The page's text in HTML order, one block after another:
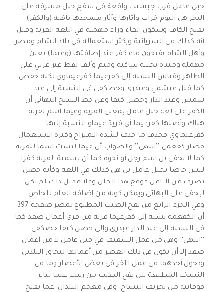
جبل عامل قرب جبشيت واقعة في سفح جبل مشرفة على
البحر هي اليوم خراب وآثارها وآثار مسجدها باقية (والكفر)
بفتح الكاف وسكون الفاء وراء مهملة في اللغة القرية وقيل
أنه كذلك في السريانية ويكثر استعماله في بلاد الشام ومصر
وأهل الشام يفتحون فاء كفر عند إضافتها (وعيما) بعين
مهملة ومثناة تحتية ساكنة وميم وألف لفظ غير عربي على
الظاهر وقياس النسبة إلى كفرعيما كفرعيماوي لكنه خفض
كما قيل عبشمي وعبدري وحصكفي في النسبة إلى عبد
شمس وعبد الدار وحصن كيفا وعن خط الشيخ البهائي أن
الكفر على لغة جبل عامل بمعنى القرية وعيما اسم لقرية
هناك وأصلها كفرعيما أي قرية عيماو النسبة إليها
كفرعيماوي فحذف ما حذف لشدة الامتزاج وكثرة الاستعمال
فصار كفعمي ’’انتهى’’ والصواب أن عيما ليست اسما للقرية
كما لا يخفى بل اسم رجل أو نحوه كما أن تسمية القرية كفرا
ليس خاصا بجبل عامل بل هي كذلك في اللغة وكأنه حصل
تصرف من الناقل فوقع هذا الخلل وغلا فمثل ذلك لم يكن
ليخفى على البهائي ويمكن كونه من إضافة العام للخاص.
وفي الجزء الرابع من نفح الطيب المطبوع بمصر صفحة 397
أن الكفعمة نسبة إلى كفرعيما قرية من قرى أعمال صفد كما
في النسبة إلى عبد الدار عبدري وإلى حصن كيفا حصكفي
’’انتهى’’ وهي من عمل الشقيف في جبل عامل لا من أعمال
صفد إلا أن تكون في ذلك العصر من أعمالها لتجاور البلدين
ودخول أحدهما في عمل الآخر في بعض الأعصار وما في
النسخة المطبعة من نفح الطيب من رسم عيما بتاء
فوقانية من تحريف النساخ. وفي معجم البلدان: عما بفتح